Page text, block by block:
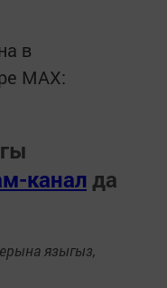
в
MАХ:
канал да
языгыз,